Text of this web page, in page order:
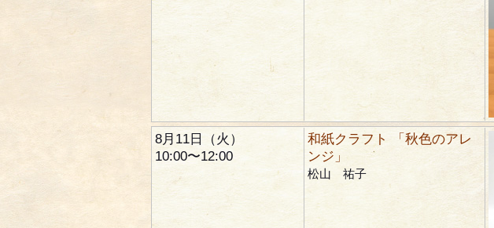
8月11日（火）
10:00〜12:00
和紙クラフト 「秋色のアレ
ンジ」
松山 祐子